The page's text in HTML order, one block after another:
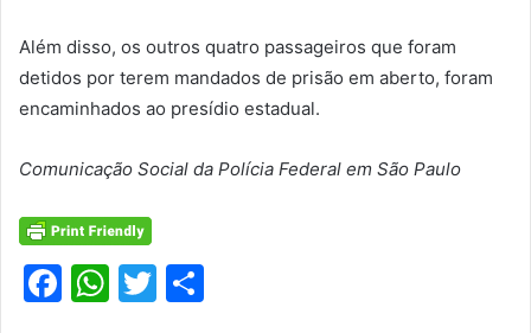
Além disso, os outros quatro passageiros que foram
detidos por terem mandados de prisão em aberto, foram
encaminhados ao presídio estadual.
Comunicação Social da Polícia Federal em São Paulo
F
W T